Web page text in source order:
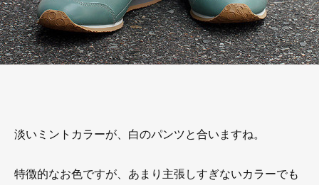
淡いミントカラーが、白のパンツと合いますね。
特徴的なお色ですが、あまり主張しすぎないカラーでも